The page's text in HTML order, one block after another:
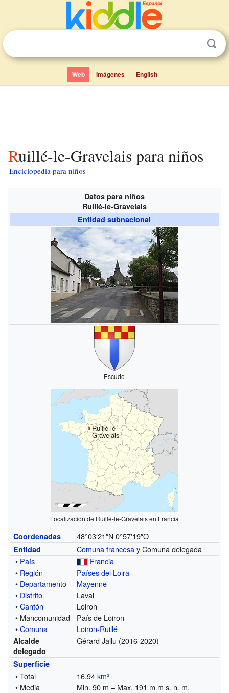
Web Imágenes English
Ruillé-le-Gravelais para niños
Enciclopedia para niños
Datos para niños
Ruillé-le-Gravelais
Entidad subnacional
Escudo
Ruillé-le-
Gravelais
Localización de Ruillé-le-Gravelais en Francia
Coordenadas 48°03′21″N 0°57′19″O
Entidad Comuna francesay Comuna delegada
• País
Francia
• Región
Países del Loira
• Departamento
Mayenne
• Distrito
Laval
•Cantón
Loiron
• Mancomunidad
País de Loiron
•Comuna Loiron-Ruillé
Alcalde
delegado
Gérard Jallu (2016-2020)
Superficie
• Total 16.94km²
• Media
Min. 90 m – Max. 191 m m s. n. m.